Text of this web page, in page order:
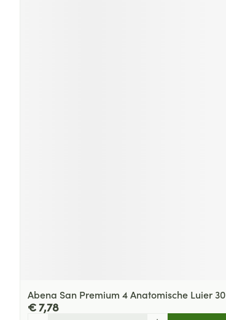
Abena San Premium 4 Anatomische Luier 30
€ 7,78